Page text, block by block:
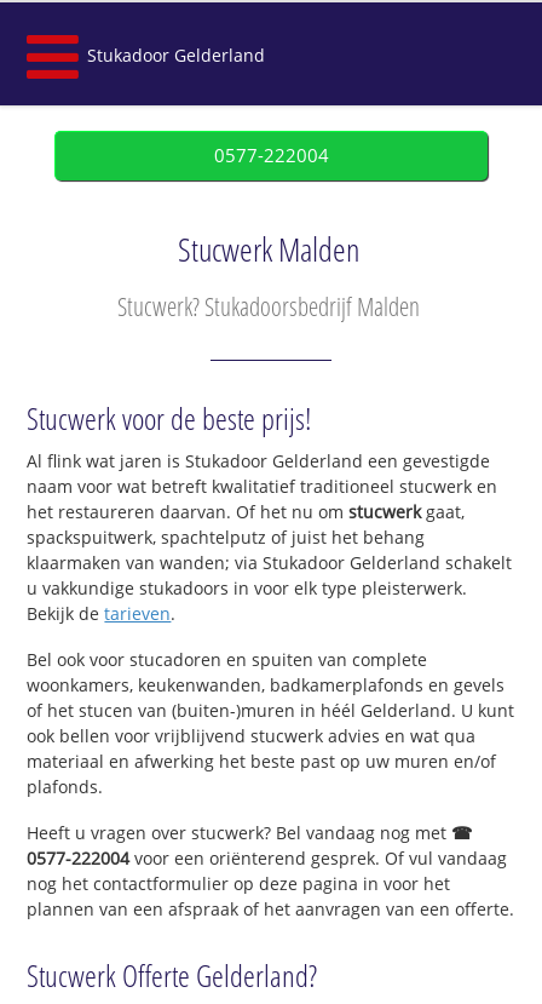
Stukadoor Gelderland
0577-222004
Stucwerk Malden
Stucwerk? Stukadoorsbedrijf Malden
Stucwerk voor de beste prijs!
Al flink wat jaren is Stukadoor Gelderland een gevestigde
naam voor wat betreft kwalitatief traditioneel stucwerk en
het restaureren daarvan. Of het nu omstucwerkgaat,
spackspuitwerk, spachtelputz of juist het behang
klaarmaken van wanden; via Stukadoor Gelderland schakelt
u vakkundige stukadoors in voor elk type pleisterwerk.
Bekijk detarieven.
Bel ook voor stucadoren en spuiten van complete
woonkamers, keukenwanden, badkamerplafonds en gevels
of het stucen van (buiten-)muren in héél Gelderland. U kunt
ook bellen voor vrijblijvend stucwerk advies en wat qua
materiaal en afwerking het beste past op uw muren en/of
plafonds.
Heeft u vragen over stucwerk? Bel vandaag nog met ☎
0577-222004voor een oriënterend gesprek. Of vul vandaag
nog het contactformulier op deze pagina in voor het
plannen van een afspraak of het aanvragen van een offerte.
Stucwerk Offerte Gelderland?